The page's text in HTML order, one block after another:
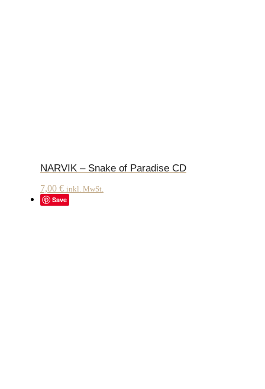
NARVIK – Snake of Paradise CD
7,00 € inkl. MwSt.
Save